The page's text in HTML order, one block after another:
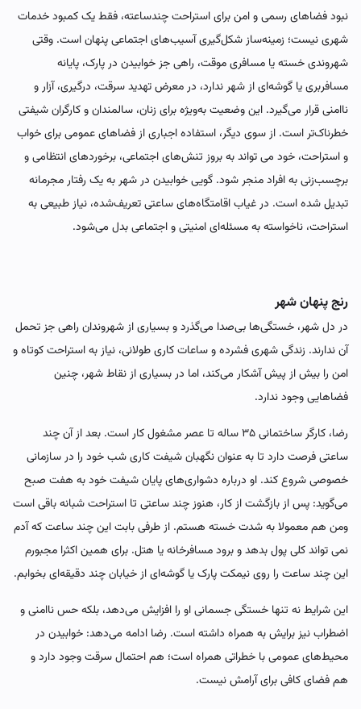
نبود فضاهای رسمی و امن برای استراحت چندساعته، فقط یک کمبود خدمات
شهری نیست؛ زمینه‌ساز شکل‌گیری آسیب‌های اجتماعی پنهان است. وقتی
شهروندی خسته یا مسافری موقت، راهی جز خوابیدن در پارک، پایانه
مسافربری یا گوشه‌ای از شهر ندارد، در معرض تهدید سرقت، درگیری، آزار و
ناامنی قرار می‌گیرد. این وضعیت به‌ویژه برای زنان، سالمندان و کارگران شیفتی
خطرناک‌تر است. از سوی دیگر، استفاده اجباری از فضاهای عمومی برای خواب
و استراحت، خود می تواند به بروز تنش‌های اجتماعی، برخوردهای انتظامی و
برچسب‌زنی به افراد منجر ‌شود. گویی خوابیدن در شهر به یک رفتار مجرمانه
تبدیل شده است. در غیاب اقامتگاه‌های ساعتی تعریف‌شده، نیاز طبیعی به
استراحت، ناخواسته به مسئله‌ای امنیتی و اجتماعی بدل می‌شود.
رنج پنهان شهر
در دل شهر، خستگی‌ها بی‌صدا می‌گذرد و بسیاری از شهروندان راهی جز تحمل
آن ندارند. زندگی شهری فشرده و ساعات کاری طولانی، نیاز به استراحت کوتاه و
امن را بیش از پیش آشکار می‌کند، اما در بسیاری از نقاط شهر، چنین
فضاهایی وجود ندارد.
رضا، کارگر ساختمانی ۳۵ ساله تا عصر مشغول کار است. بعد از آن چند
ساعتی فرصت دارد تا به عنوان نگهبان شیفت کاری شب خود را در سازمانی
خصوصی شروع کند. او درباره دشواری‌های پایان شیفت خود به هفت صبح
می‌گوید: پس از بازگشت از کار، هنوز چند ساعتی تا استراحت شبانه باقی است
ومن هم معمولا به شدت خسته هستم. از طرفی بابت این چند ساعت که آدم
نمی تواند کلی پول بدهد و برود مسافرخانه یا هتل. برای همین اکثرا مجبورم
این چند ساعت را روی نیمکت پارک یا گوشه‌ای از خیابان چند دقیقه‌ای بخوابم.
این شرایط نه تنها خستگی جسمانی او را افزایش می‌دهد، بلکه حس ناامنی و
اضطراب نیز برایش به همراه داشته است. رضا ادامه می‌دهد: خوابیدن در
محیط‌های عمومی با خطراتی همراه است؛ هم احتمال سرقت وجود دارد و
هم فضای کافی برای آرامش نیست.